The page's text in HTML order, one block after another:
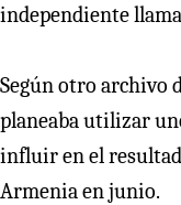
independiente
Según otro archivo
planeaba utilizar
influir en el
Armenia en junio.